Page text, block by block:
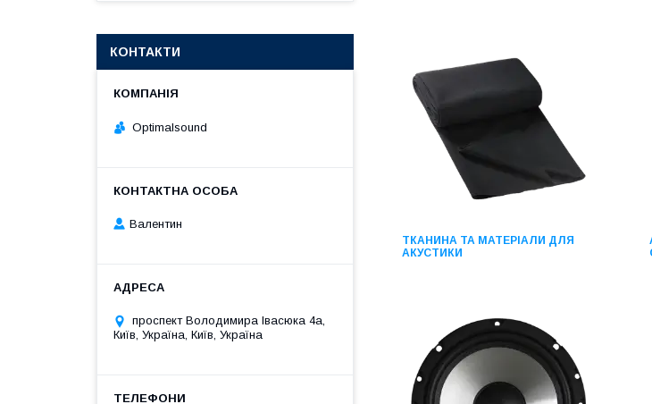
ТКАНИНА ТА МАТЕРІАЛИ ДЛЯ
АКУСТИКИ
КОНТАКТИ
Optimalsound
Валентин
проспект Володимира Івасюка 4а,
Київ, Україна, Київ, Україна